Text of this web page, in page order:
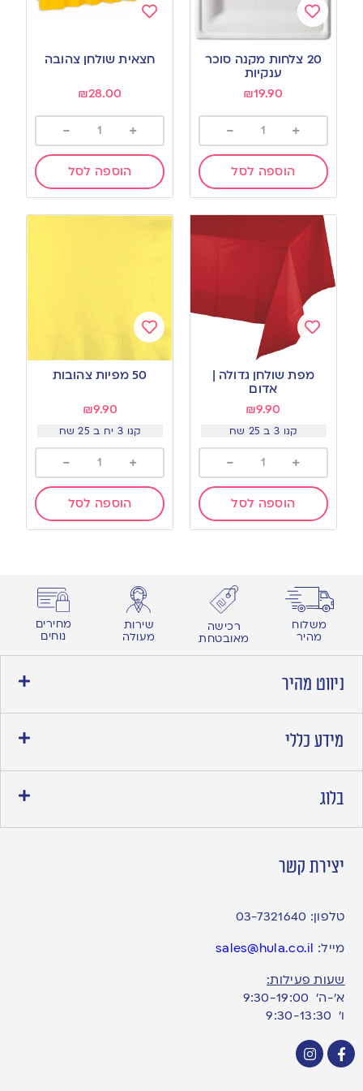
Add
to
wishlist
20 צלחות מקנה סוכר
ענקיות
₪19.90
+
-
הוספה לסל
to
wishlist
חצאית שולחן צהובה
₪28.00
+
-
הוספה לסל
to
מפת שולחן גדולה |
אדום
₪9.90
קנו 3 ב 25 שח
+
-
הוספה לסל
to50 מפיות צהובות
₪9.90
קנו 3 יח ב 25 שח
+
-
הוספה לסל
משלוח
מהיר
רכישה
מאובטחת
שירות
מעולה
מחירים
נוחים
ניווט מהיר
מידע כללי
בלוג
יצירת קשר
טלפון: 03-7321640
מייל: sales@hula.co.il
שעות פעילות:
א’-ה’ 9:30-19:00
ו׳ 9:30-13:30